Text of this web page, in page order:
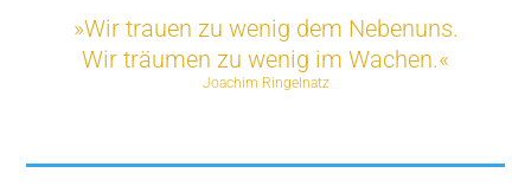
Ringelnatz-
Verein
e.V.
Projekte»Wir trauen zu wenig dem Nebenuns.
Wir träumen zu wenig im Wachen.«
Joachim Ringelnatz